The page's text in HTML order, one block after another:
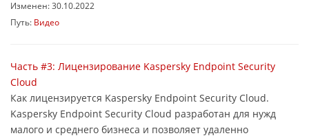
Изменен: 30.10.2022
Путь: Видео
Часть #3: Лицензирование Kaspersky Endpoint Security
Cloud
Как лицензируется Kaspersky Endpoint Security Cloud.
Kaspersky Endpoint Security Cloud разработан для нужд
малого и среднего бизнеса и позволяет удаленно